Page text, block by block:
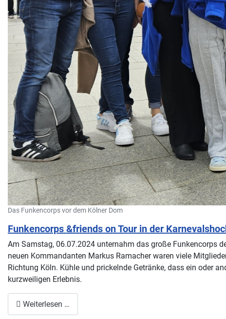
Das Funkencorps vor dem Kölner Dom
Funkencorps &friends on Tour in der
Am Samstag, 06.07.2024 unternahm das große Funkencorps
neuen Kommandanten Markus Ramacher waren viele
Richtung Köln. Kühle und prickelnde Getränke, dass ein oder
kurzweiligen Erlebnis.
Weiterlesen …